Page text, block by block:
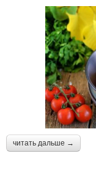
читать дальше →